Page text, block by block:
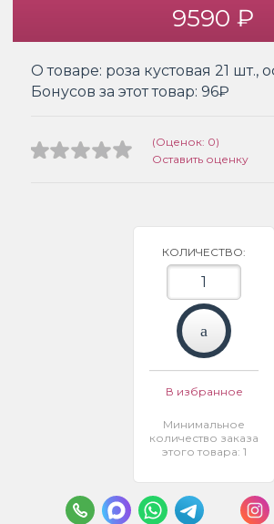
9590 ₽
О товаре: роза кустовая 21 шт.,
Бонусов за этот товар: 96₽
(Оценок: 0)
Оставить оценку
КОЛИЧЕСТВО:
В избранное
Минимальное
количество заказа
этого товара: 1